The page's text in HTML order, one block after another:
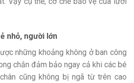
nhỏ, người lớn
những khoảng không ở ban công
chắn đảm bảo ngay cả khi các bé
cũng không bị ngã từ trên cao